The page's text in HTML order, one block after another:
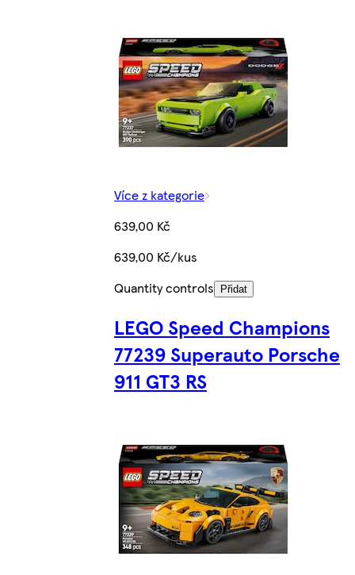
Více z kategorie
639,00 Kč
639,00 Kč/kus
Quantity controls
Přidat
LEGO Speed Champions
77239 Superauto Porsche
911 GT3 RS